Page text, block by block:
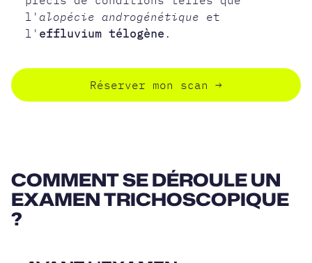
l' alopécie androgénétique et
l' effluvium télogène .
Réserver mon scan →
COMMENT SE DÉROULE UN
EXAMEN TRICHOSCOPIQUE
?